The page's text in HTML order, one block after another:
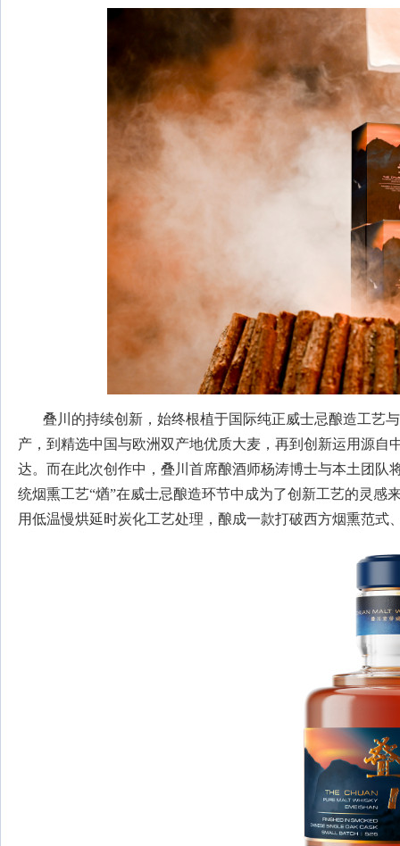
叠川的持续创新，始终根植于国际纯正威士忌酿造工艺
产，到精选中国与欧洲双产地优质大麦，再到创新运用源
达。而在此次创作中，叠川首席酿酒师杨涛博士与本土团
统烟熏工艺“煪”在威士忌酿造环节中成为了创新工艺的灵
用低温慢烘延时炭化工艺处理，酿成一款打破西方烟熏范式